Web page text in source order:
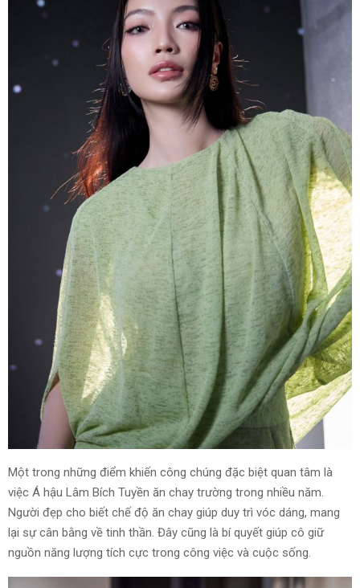
Một trong những điểm khiến công chúng đặc biệt quan tâm là
việc Á hậu Lâm Bích Tuyền ăn chay trường trong nhiều năm.
Người đẹp cho biết chế độ ăn chay giúp duy trì vóc dáng, mang
lại sự cân bằng về tinh thần. Đây cũng là bí quyết giúp cô giữ
nguồn năng lượng tích cực trong công việc và cuộc sống.